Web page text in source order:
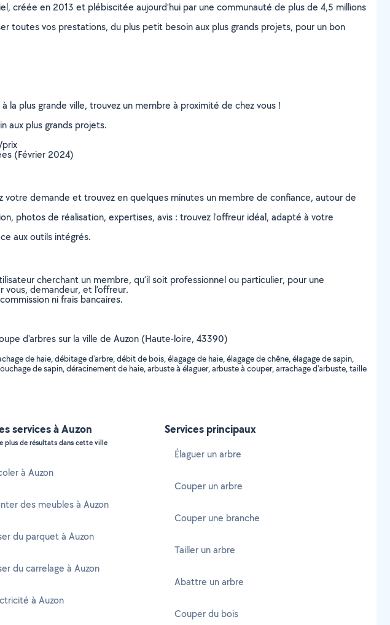
créée en 2013 et plébiscitée aujourd’hui par une communauté de plus de 4,5 millions
toutes vos prestations, du plus petit besoin aux plus grands projets, pour un bon
plus grande ville, trouvez un membre à proximité de chez vous !
aux plus grands projets.
(Février 2024)
demande et trouvez en quelques minutes un membre de confiance, autour de
photos de réalisation, expertises, avis : trouvez l'offreur idéal, adapté à votre
aux outils intégrés.
cherchant un membre, qu’il soit professionnel ou particulier, pour une
demandeur, et l’offreur.
ni frais bancaires.
d'arbres sur la ville de Auzon (Haute-loire, 43390)
de haie, débitage d'arbre, débit de bois, élagage de haie, élagage de chêne, élagage de sapin,
de sapin, déracinement de haie, arbuste à élaguer, arbuste à couper, arrachage d'arbuste, taille
services à Auzon
plus de résultats dans cette ville
à Auzon
des meubles à Auzon
du parquet à Auzon
du carrelage à Auzon
à Auzon
Services principaux
Élaguer un arbre
Couper un arbre
Couper une branche
Tailler un arbre
Abattre un arbre
Couper du bois